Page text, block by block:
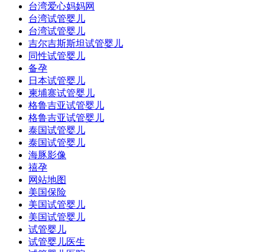
台湾爱心妈妈网
台湾试管婴儿
台湾试管婴儿
吉尔吉斯斯坦试管婴儿
同性试管婴儿
备孕
日本试管婴儿
柬埔寨试管婴儿
格鲁吉亚试管婴儿
格鲁吉亚试管婴儿
泰国试管婴儿
泰国试管婴儿
海豚影像
禧孕
网站地图
美国保险
美国试管婴儿
美国试管婴儿
试管婴儿
试管婴儿医生